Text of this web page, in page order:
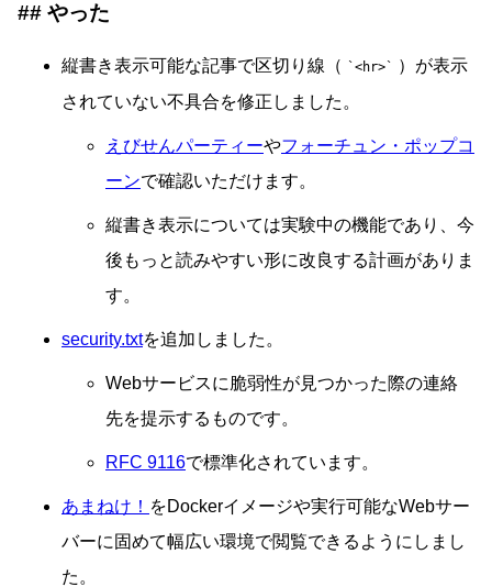
やった
縦書き表示可能な記事で区切り線（ <hr>
）が表示
されていない不具合を修正しました。
えびせんパーティーやフォーチュン・ポップコ
ーンで確認いただけます。
縦書き表示については実験中の機能であり、今
後もっと読みやすい形に改良する計画がありま
す。
security.txtを追加しました。
Webサービスに脆弱性が見つかった際の連絡
先を提示するものです。
RFC 9116で標準化されています。
あまねけ！ をDockerイメージや実行可能なWebサー
バーに固めて幅広い環境で閲覧できるようにしまし
た。